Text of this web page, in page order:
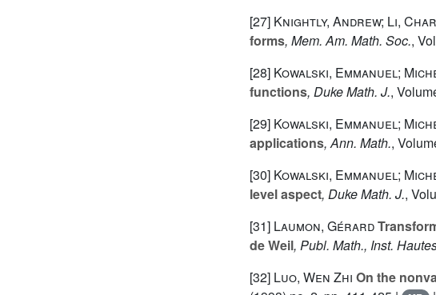
[27] Knightly, Andrew; Li,
forms, Mem. Am. Math. Soc.,
[28] Kowalski, Emmanuel;
functions, Duke Math. J.,
[29] Kowalski, Emmanuel;
applications, Ann. Math.,
[30] Kowalski, Emmanuel;
level aspect, Duke Math. J.,
[31] Laumon, Gérard
de Weil, Publ. Math., Inst.
[32] Luo, Wen Zhi On the